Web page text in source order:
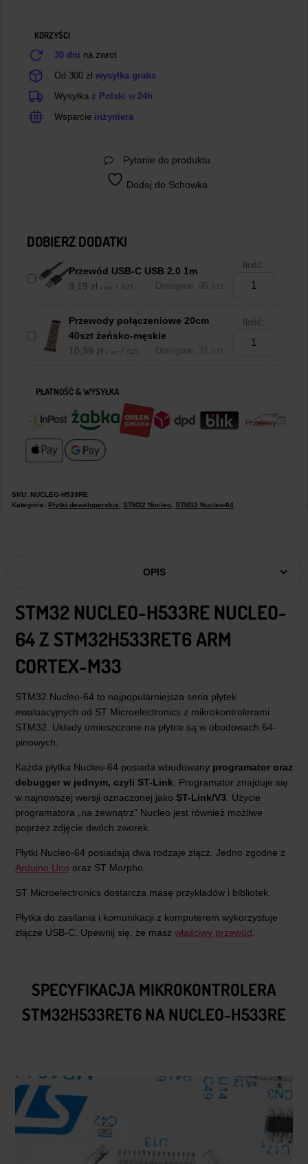
Cortex-
M33
KORZYŚCI
30 dni na zwrot
Od 300 zł wysyłka gratis
Wysyłka z Polski w 24h
Wsparcie inżyniera
Pytanie do produktu
Dodaj do Schowka
DOBIERZ DODATKI
Przewód USB-C USB 2.0 1m
9,19 zł z VAT / szt. Dostępne: 95 szt.
Ilość:
Przewody połączeniowe 20cm
40szt żeńsko-męskie
10,39 zł z VAT / szt. Dostępne: 31 szt.
Ilość:
PŁATNOŚĆ & WYSYŁKA
SKU: NUCLEO-H533RE
Kategorie: Płytki deweloperskie STM32 Nucleo STM32 Nucleo-64
OPIS
STM32 NUCLEO-H533RE NUCLEO-
64 Z STM32H533RET6 ARM
CORTEX-M33
STM32 Nucleo-64 to najpopularniejsza seria płytek
ewaluacyjnych od ST Microelectronics z mikrokontrolerami
STM32. Układy umieszczone na płytce są w obudowach 64-
pinowych.
Każda płytka Nucleo-64 posiada wbudowany programator oraz
debugger w jednym, czyli ST-Link . Programator znajduje się
w najnowszej wersji oznaczonej jako ST-Link/V3 . Użycie
programatora „na zewnątrz” Nucleo jest również możliwe
poprzez zdjęcie dwóch zworek.
Płytki Nucleo-64 posiadają dwa rodzaje złącz. Jedno zgodne z
Arduino Uno oraz ST Morpho.
ST Microelectronics dostarcza masę przykładów i bibliotek.
Płytka do zasilania i komunikacji z komputerem wykorzystuje
złącze USB-C. Upewnij się, że masz właściwy przewód
SPECYFIKACJA MIKROKONTROLERA
STM32H533RET6 NA NUCLEO-H533RE